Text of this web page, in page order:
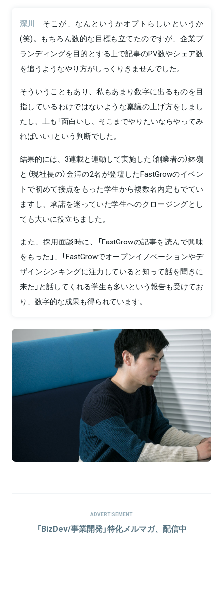
深川
そこが、なんというかオプトらしいというか
(笑)。もちろん数的な目標も立てたのですが、企業ブ
ランディングを目的とする上で記事のPV数やシェア数
を追うようなやり方がしっくりきませんでした。
そういうこともあり、私もあまり数字に出るものを目
指しているわけではないような稟議の上げ方をしまし
たし、上も「面白いし、そこまでやりたいならやってみ
ればいい」という判断でした。
結果的には、3連載と連動して実施した（創業者の）鉢嶺
と（現社長の）金澤の2名が登壇したFastGrowのイベン
トで初めて接点をもった学生から複数名内定もでてい
ますし、承諾を迷っていた学生へのクロージングとし
ても大いに役立ちました。
また、採用面談時に、「FastGrowの記事を読んで興味
をもった」、「FastGrowでオープンイノベーションやデ
ザインシンキングに注力していると知って話を聞きに
来た」と話してくれる学生も多いという報告も受けてお
り、数字的な成果も得られています。
ADVERTISEMENT
「BizDev/事業開発」特化メルマガ、配信中